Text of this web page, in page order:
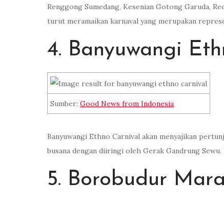
Renggong Sumedang, Kesenian Gotong Garuda,
turut meramaikan karnaval yang merupakan
4. Banyuwangi
Sumber: Good News from Indonesia
Banyuwangi Ethno Carnival akan menyajikan
busana dengan diiringi oleh Gerak Gandrung
5. Borobudur